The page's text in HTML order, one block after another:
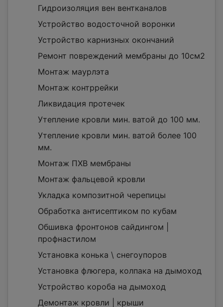
Гидроизоляция вен вентканалов
Устройство водосточной воронки
Устройство карнизных окончаний
Ремонт повреждений мембраны до 10см2
Монтаж маурлэта
Монтаж контррейки
Ликвидация протечек
Утепление кровли мин. ватой до 100 мм.
Утепление кровли мин. ватой более 100
мм.
Монтаж ПХВ мембраны
Монтаж фальцевой кровли
Укладка композитной черепицы
Обработка антисептиком по кубам
Обшивка фронтонов сайдингом |
профнастилом
Установка конька \ снегоупоров
Установка флюгера, колпака на дымоход
Устройство короба на дымоход
Демонтаж кровли | крыши